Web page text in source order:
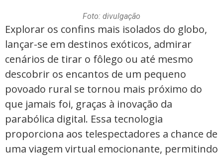
Foto: divulgação
Explorar os confins mais isolados do globo,
lançar-se em destinos exóticos, admirar
cenários de tirar o fôlego ou até mesmo
descobrir os encantos de um pequeno
povoado rural se tornou mais próximo do
que jamais foi, graças à inovação da
parabólica digital. Essa tecnologia
proporciona aos telespectadores a chance de
uma viagem virtual emocionante, permitindo